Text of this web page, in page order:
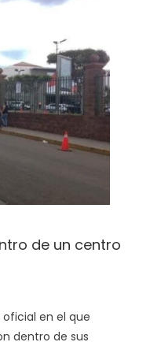
de un centro
en el que
dentro de sus